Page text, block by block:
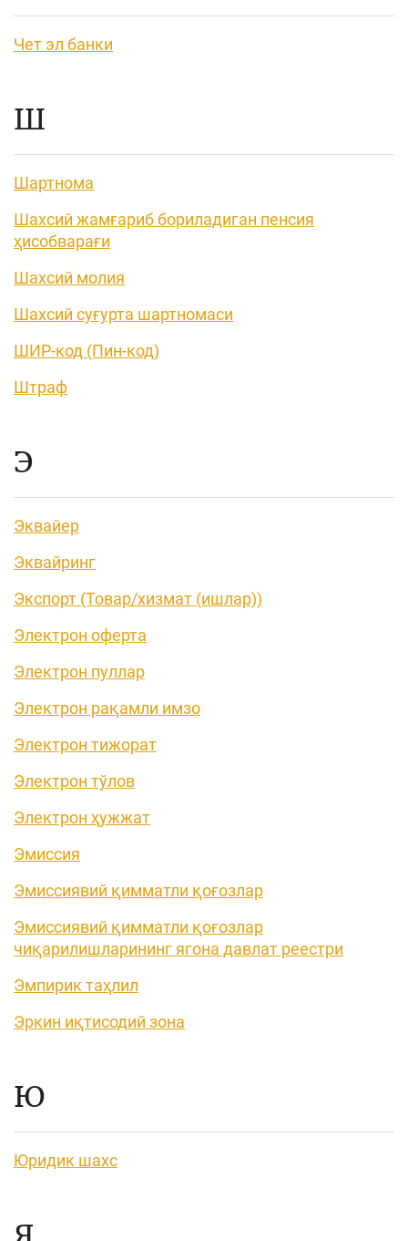
Чет эл банки
Ш
Шартнома
Шахсий жамғариб бориладиган пенсия
ҳисобварағи
Шахсий молия
Шахсий суғурта шартномаси
ШИР-код (Пин-код)
Штраф
Э
Эквайер
Эквайринг
Экспорт (Товар/хизмат (ишлар))
Электрон оферта
Электрон пуллар
Электрон рақамли имзо
Электрон тижорат
Электрон тўлов
Электрон ҳужжат
Эмиссия
Эмиссиявий қимматли қоғозлар
Эмиссиявий қимматли қоғозлар
чиқарилишларининг ягона давлат реестри
Эмпирик таҳлил
Эркин иқтисодий зона
Ю
Юридик шахс